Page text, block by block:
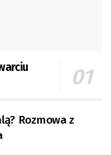
Rozmowa z